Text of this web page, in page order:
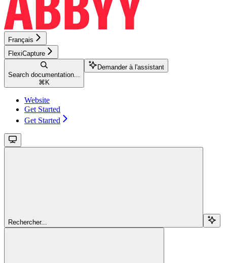
Français
FlexiCapture
Search documentation...
⌘ K
Demander à l'assistant
Website
Get Started
Get Started
Rechercher...